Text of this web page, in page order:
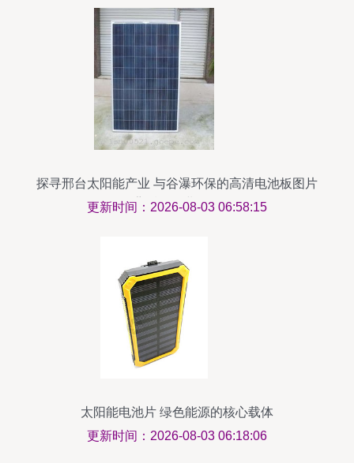
探寻邢台太阳能产业 与谷瀑环保的高清电池板图片
背后的行业洞见
更新时间：2026-08-03 06:58:15
太阳能电池片 绿色能源的核心载体
更新时间：2026-08-03 06:18:06